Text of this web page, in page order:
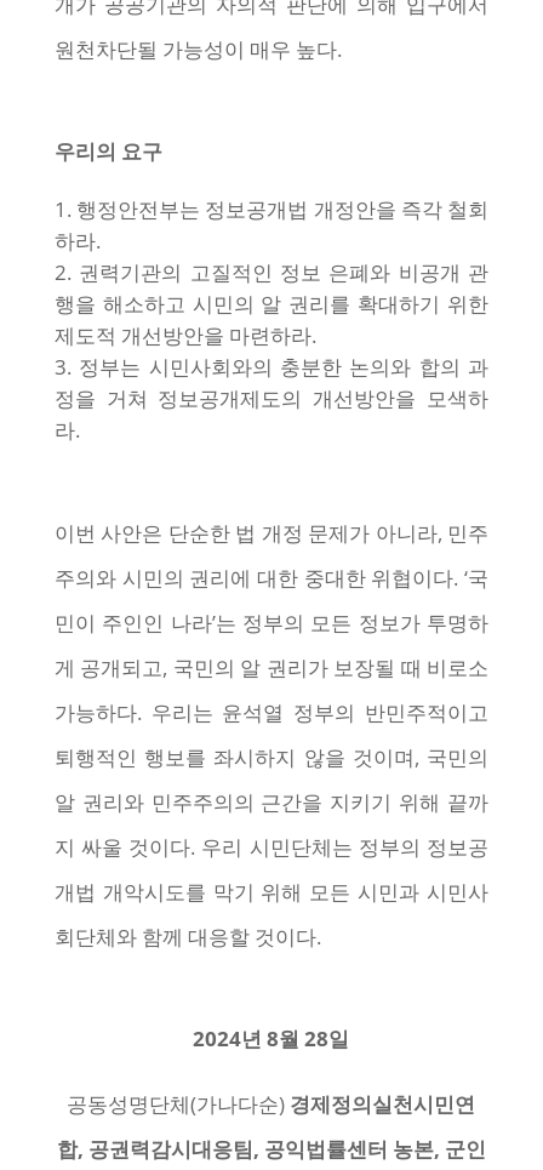
원천차단될 가능성이 매우 높다.
우리의 요구
행정안전부는 정보공개법 개정안을 즉각 철회
하라.
권력기관의 고질적인 정보 은폐와 비공개 관
행을 해소하고 시민의 알 권리를 확대하기 위한
제도적 개선방안을 마련하라.
정부는 시민사회와의 충분한 논의와 합의 과
정을 거쳐 정보공개제도의 개선방안을 모색하
라.
이번 사안은 단순한 법 개정 문제가 아니라, 민주
주의와 시민의 권리에 대한 중대한 위협이다. ‘국
민이 주인인 나라’는 정부의 모든 정보가 투명하
게 공개되고, 국민의 알 권리가 보장될 때 비로소
가능하다. 우리는 윤석열 정부의 반민주적이고
퇴행적인 행보를 좌시하지 않을 것이며, 국민의
알 권리와 민주주의의 근간을 지키기 위해 끝까
지 싸울 것이다. 우리 시민단체는 정부의 정보공
개법 개악시도를 막기 위해 모든 시민과 시민사
회단체와 함께 대응할 것이다.
2024년 8월 28일
공동성명단체(가나다순) 경제정의실천시민연
합, 공권력감시대응팀, 공익법률센터 농본, 군인